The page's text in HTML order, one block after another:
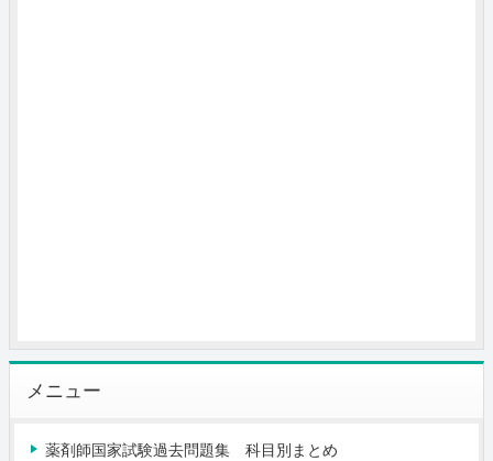
メニュー
薬剤師国家試験過去問題集 科目別まとめ